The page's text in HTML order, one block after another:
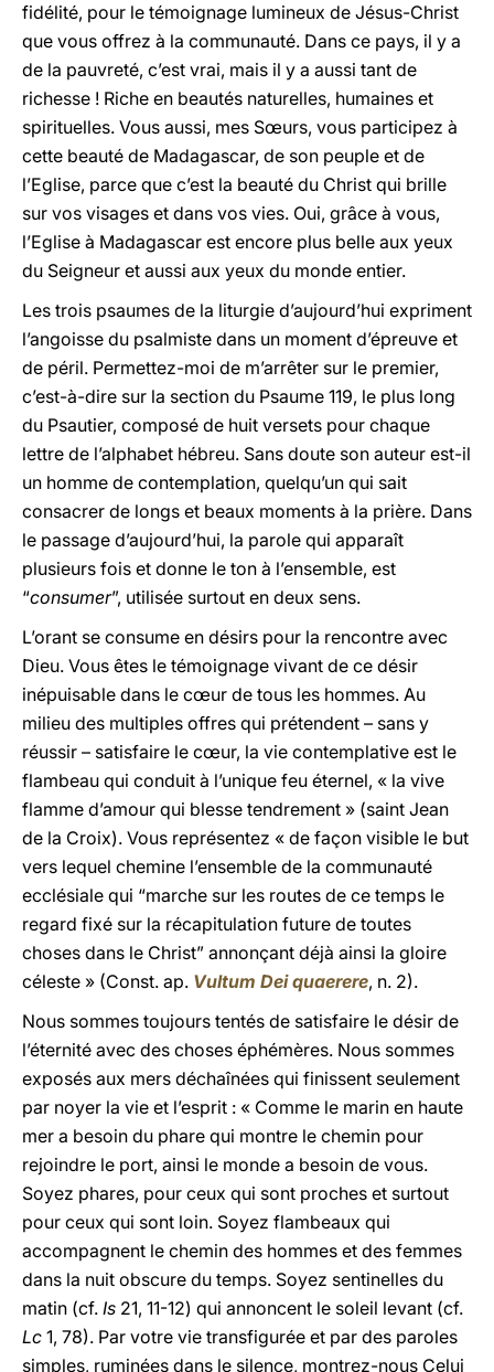
fidélité, pour le témoignage lumineux de Jésus-Christ
que vous offrez à la communauté. Dans ce pays, il y a
de la pauvreté, c’est vrai, mais il y a aussi tant de
richesse ! Riche en beautés naturelles, humaines et
spirituelles. Vous aussi, mes Sœurs, vous participez à
cette beauté de Madagascar, de son peuple et de
l’Eglise, parce que c’est la beauté du Christ qui brille
sur vos visages et dans vos vies. Oui, grâce à vous,
l’Eglise à Madagascar est encore plus belle aux yeux
du Seigneur et aussi aux yeux du monde entier.
Les trois psaumes de la liturgie d’aujourd’hui expriment
l’angoisse du psalmiste dans un moment d’épreuve et
de péril. Permettez-moi de m’arrêter sur le premier,
c’est-à-dire sur la section du Psaume 119, le plus long
du Psautier, composé de huit versets pour chaque
lettre de l’alphabet hébreu. Sans doute son auteur est-il
un homme de contemplation, quelqu’un qui sait
consacrer de longs et beaux moments à la prière. Dans
le passage d’aujourd’hui, la parole qui apparaît
plusieurs fois et donne le ton à l’ensemble, est
“consumer”, utilisée surtout en deux sens.
L’orant se consume en désirs pour la rencontre avec
Dieu. Vous êtes le témoignage vivant de ce désir
inépuisable dans le cœur de tous les hommes. Au
milieu des multiples offres qui prétendent – sans y
réussir – satisfaire le cœur, la vie contemplative est le
flambeau qui conduit à l’unique feu éternel, « la vive
flamme d’amour qui blesse tendrement » (saint Jean
de la Croix). Vous représentez « de façon visible le but
vers lequel chemine l’ensemble de la communauté
ecclésiale qui “marche sur les routes de ce temps le
regard fixé sur la récapitulation future de toutes
choses dans le Christ” annonçant déjà ainsi la gloire
céleste » (Const. ap. Vultum Dei quaerere, n. 2).
Nous sommes toujours tentés de satisfaire le désir de
l’éternité avec des choses éphémères. Nous sommes
exposés aux mers déchaînées qui finissent seulement
par noyer la vie et l’esprit : « Comme le marin en haute
mer a besoin du phare qui montre le chemin pour
rejoindre le port, ainsi le monde a besoin de vous.
Soyez phares, pour ceux qui sont proches et surtout
pour ceux qui sont loin. Soyez flambeaux qui
accompagnent le chemin des hommes et des femmes
dans la nuit obscure du temps. Soyez sentinelles du
matin (cf. Is 21, 11-12) qui annoncent le soleil levant (cf.
Lc 1, 78). Par votre vie transfigurée et par des paroles
simples, ruminées dans le silence, montrez-nous Celui